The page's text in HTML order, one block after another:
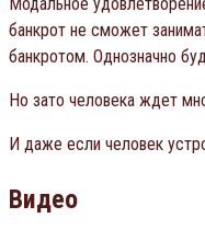
банкрот не сможет
банкротом. Однозначно
Но зато человека ждет
И даже если человек
Видео